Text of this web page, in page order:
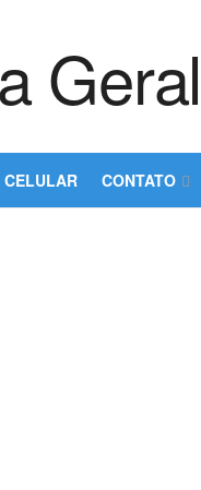
CELULAR CONTATO